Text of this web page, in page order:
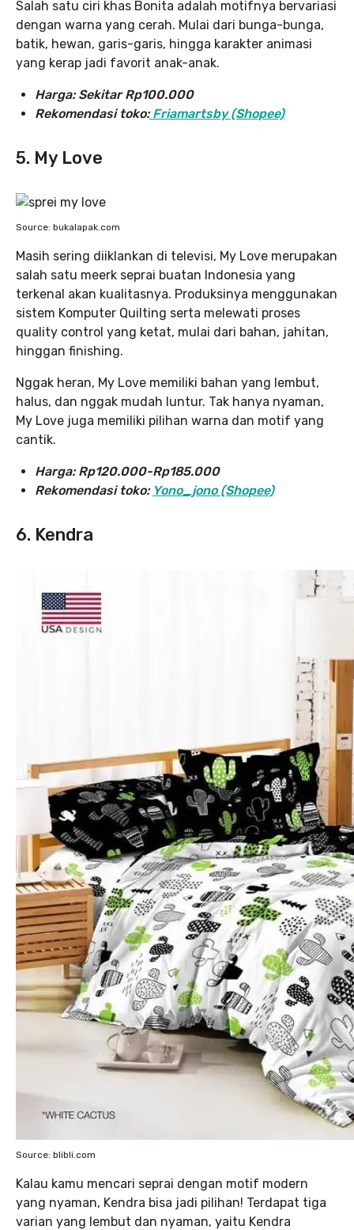
Salah satu ciri khas Bonita adalah motifnya bervariasi
dengan warna yang cerah. Mulai dari bunga-bunga,
batik, hewan, garis-garis, hingga karakter animasi
yang kerap jadi favorit anak-anak.
Harga: Sekitar Rp100.000
Rekomendasi toko:Friamartsby (Shopee)
5. My Love
Source: bukalapak.com
Masih sering diiklankan di televisi, My Love merupakan
salah satu meerk seprai buatan Indonesia yang
terkenal akan kualitasnya. Produksinya menggunakan
sistem Komputer Quilting serta melewati proses
quality control yang ketat, mulai dari bahan, jahitan,
hinggan finishing.
Nggak heran, My Love memiliki bahan yang lembut,
halus, dan nggak mudah luntur. Tak hanya nyaman,
My Love juga memiliki pilihan warna dan motif yang
cantik.
Harga: Rp120.000-Rp185.000
Rekomendasi toko: Yono_jono (Shopee)
6. Kendra
Source: blibli.com
Kalau kamu mencari seprai dengan motif modern
yang nyaman, Kendra bisa jadi pilihan! Terdapat tiga
varian yang lembut dan nyaman, yaitu Kendra